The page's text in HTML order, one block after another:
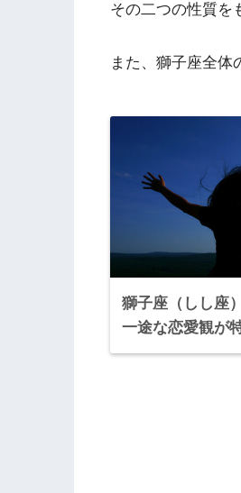
その二つの性質を
また、獅子座全体
獅子座（しし座
一途な恋愛観が